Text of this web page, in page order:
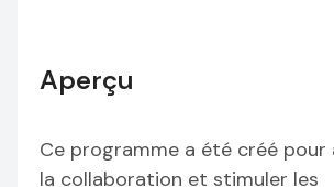
Aperçu
Ce programme a été créé pour
la collaboration et stimuler les